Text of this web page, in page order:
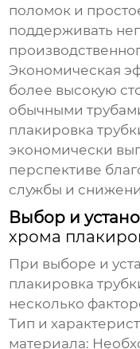
поломок и
поддерживать
Экономическая
более высокую
обычными
плакировка
экономически
перспективе
службы и
Выбор и
хрома
При выборе и
плакировка
несколько
Тип и
материала: